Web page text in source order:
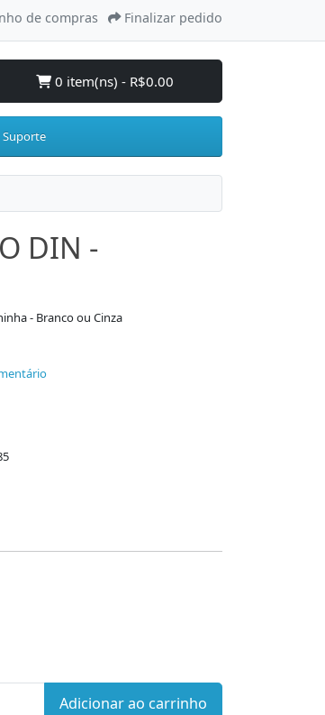
de compras Finalizar pedido
0 item(ns) - R$0.00
Suporte
DIN -
- Branco ou Cinza
Adicionar ao carrinho